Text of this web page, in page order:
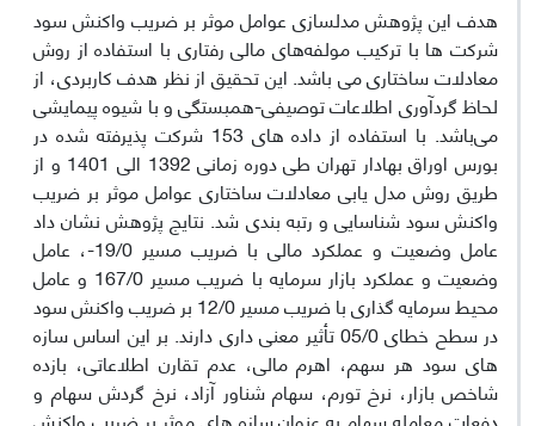
هدف این پژوهش مدلسازی عوامل موثر بر ضریب واکنش سود
شرکت ها با ترکیب مولفه‌های مالی رفتاری با استفاده از روش
معادلات ساختاری می باشد. این تحقیق از نظر هدف کاربردی، از
لحاظ گردآوری اطلاعات توصیفی-همبستگی و با شیوه پیمایشی
می‌باشد. با استفاده از داده های 153 شرکت پذیرفته شده در
بورس اوراق بهادار تهران طی دوره زمانی 1392 الی 1401 و از
طریق روش مدل یابی معادلات ساختاری عوامل موثر بر ضریب
واکنش سود شناسایی و رتبه بندی شد. نتایج پژوهش نشان داد
عامل وضعیت و عملکرد مالی با ضریب مسیر 19/0-، عامل
وضعیت و عملکرد بازار سرمایه با ضریب مسیر 167/0 و عامل
محیط سرمایه گذاری با ضریب مسیر 12/0 بر ضریب واکنش سود
در سطح خطای 05/0 تأثیر معنی داری دارند. بر این اساس سازه
های سود هر سهم، اهرم مالی، عدم تقارن اطلاعاتی، بازده
شاخص بازار، نرخ تورم، سهام شناور آزاد، نرخ گردش سهام و